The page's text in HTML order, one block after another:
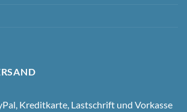
Kreditkarte, Lastschrift und Vorkasse